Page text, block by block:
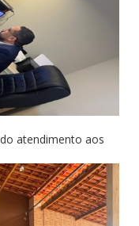
atendimento aos